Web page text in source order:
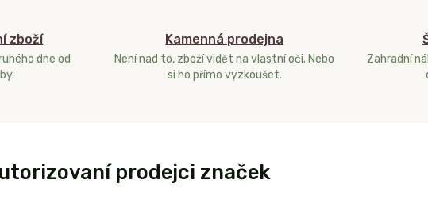
zboží
dne od
Kamenná prodejna
Není nad to, zboží vidět na vlastní oči. Nebo
si ho přímo vyzkoušet.
Zahradní
prodejci značek